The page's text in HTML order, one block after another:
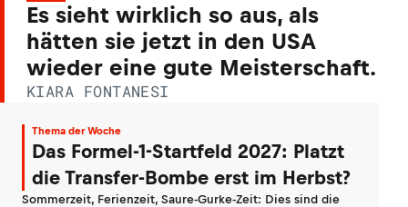
Es sieht wirklich so aus, als
hätten sie jetzt in den USA
wieder eine gute Meisterschaft.
KIARA FONTANESI
Thema der Woche
Das Formel-1-Startfeld 2027: Platzt
die Transfer-Bombe erst im Herbst?
Sommerzeit, Ferienzeit, Saure-Gurke-Zeit: Dies sind die